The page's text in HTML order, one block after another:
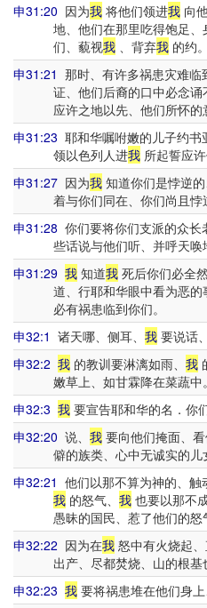
申31:20 因为我 将他们领进我 向
地、他们在那里吃得饱足
们、藐视我、背弃我的约。
申31:21 那时、有许多祸患灾难
证、他们后裔的口中必念诵
应许之地以先、他们所怀的
申31:23 耶和华嘱咐嫩的儿子约
领以色列人进我所起誓应许
申31:27 因为我 知道你们是悖逆的
着与你们同在、你们尚且
申31:28 你们要将你们支派的众长
些话说与他们听、并呼天唤
申31:29 我 知道我 死后你们必全
道、行耶和华眼中看为恶
必有祸患临到你们。
申32:1 诸天哪、侧耳、 我 要说话
申32:2 我 的教训要淋漓如雨、 我
嫩草上、如甘霖降在菜蔬中。
申32:3 我 要宣告耶和华的名．你
申32:20 说、 我 要向他们掩面、
僻的族类、心中无诚实的儿
申32:21 他们以那不算为神的、触
我的怒气、 我也要以那不
愚昧的国民、惹了他们的怒
申32:22 因为在我 怒中有火烧起
出产、尽都焚烧、山的根基
申32:23 我 要将祸患堆在他们身